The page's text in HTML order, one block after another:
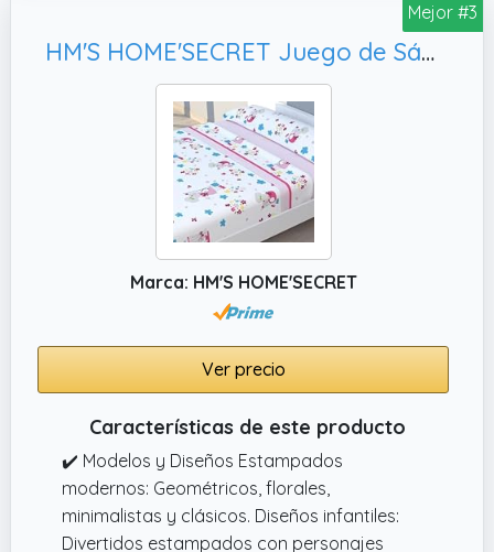
Mejor #3
HM'S HOME'SECRET Juego de Sábanas de 100% Microfibra, Infantil Ratita)
Marca: HM'S HOME'SECRET
Ver precio
Características de este producto
✔️ Modelos y Diseños Estampados
modernos: Geométricos, florales,
minimalistas y clásicos. Diseños infantiles:
Divertidos estampados con personajes